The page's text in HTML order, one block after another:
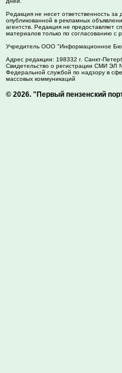
Редакция не несет ответственность за
опубликованной в рекламных
агентств. Редакция не предоставляет
материалов только по согласованию с
Учредитель ООО "Информационное
Адрес редакции: 198332 г. Санкт-
Свидетельство о регистрации СМИ
Федеральной службой по надзору в
массовых коммуникаций
© 2026. "Первый пензенский